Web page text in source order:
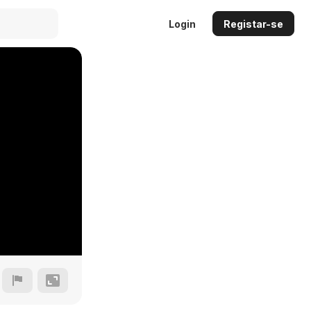
Login Registar-se